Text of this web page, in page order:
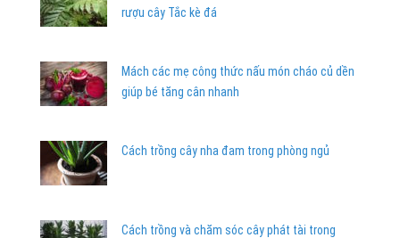
rượu cây Tắc kè đá
Mách các mẹ công thức nấu món cháo củ dền
giúp bé tăng cân nhanh
Cách trồng cây nha đam trong phòng ngủ
Cách trồng và chăm sóc cây phát tài trong